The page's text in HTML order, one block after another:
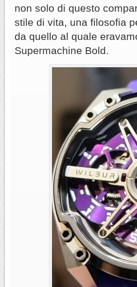
non solo di questo
stile di vita, una filosofia
da quello al quale
Supermachine Bold.